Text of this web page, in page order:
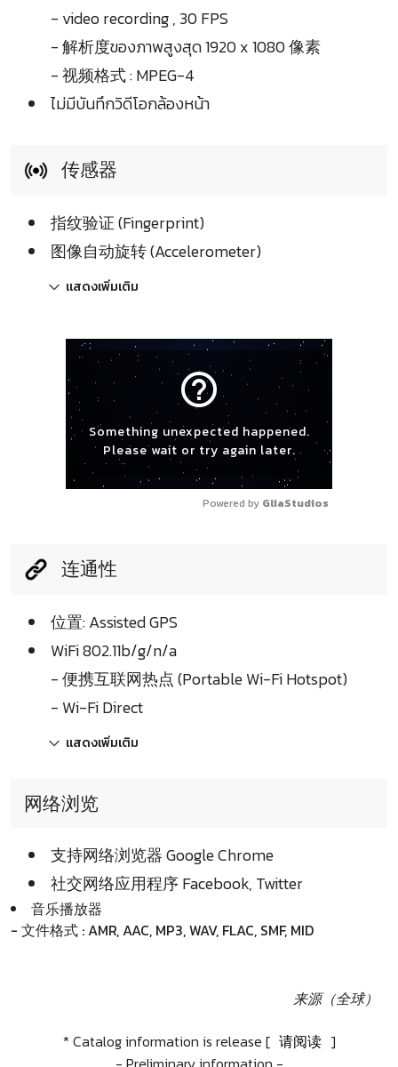
- video recording , 30 FPS
- 解析度ของภาพสูงสุด 1920 x 1080 像素
- 视频格式 : MPEG-4
ไม่มีบันทึกวิดีโอกล้องหน้า
传感器
指纹验证 (Fingerprint)
图像自动旋转 (Accelerometer)
แสดงเพิ่มเติม
help_outline
Something unexpected happened.
Please wait or try again later.
Powered by GliaStudios
连通性
位置: Assisted GPS
WiFi 802.11b/g/n/a
- 便携互联网热点 (Portable Wi-Fi Hotspot)
- Wi-Fi Direct
แสดงเพิ่มเติม
网络浏览
支持网络浏览器 Google Chrome
社交网络应用程序 Facebook, Twitter
音乐播放器
- 文件格式 : AMR, AAC, MP3, WAV, FLAC, SMF, MID
来源（全球）
* Catalog information is release [ 请阅读 ]